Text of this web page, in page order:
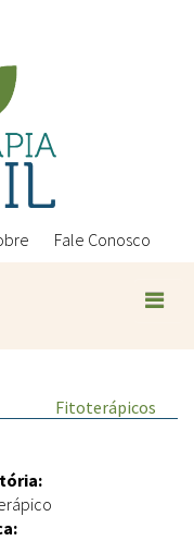
Fale Conosco
Fitoterápicos